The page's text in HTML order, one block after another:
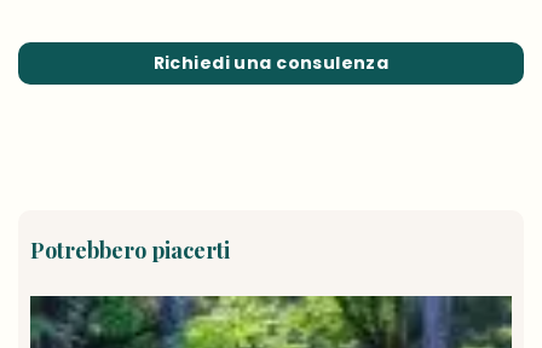
Richiedi una consulenza
Potrebbero piacerti